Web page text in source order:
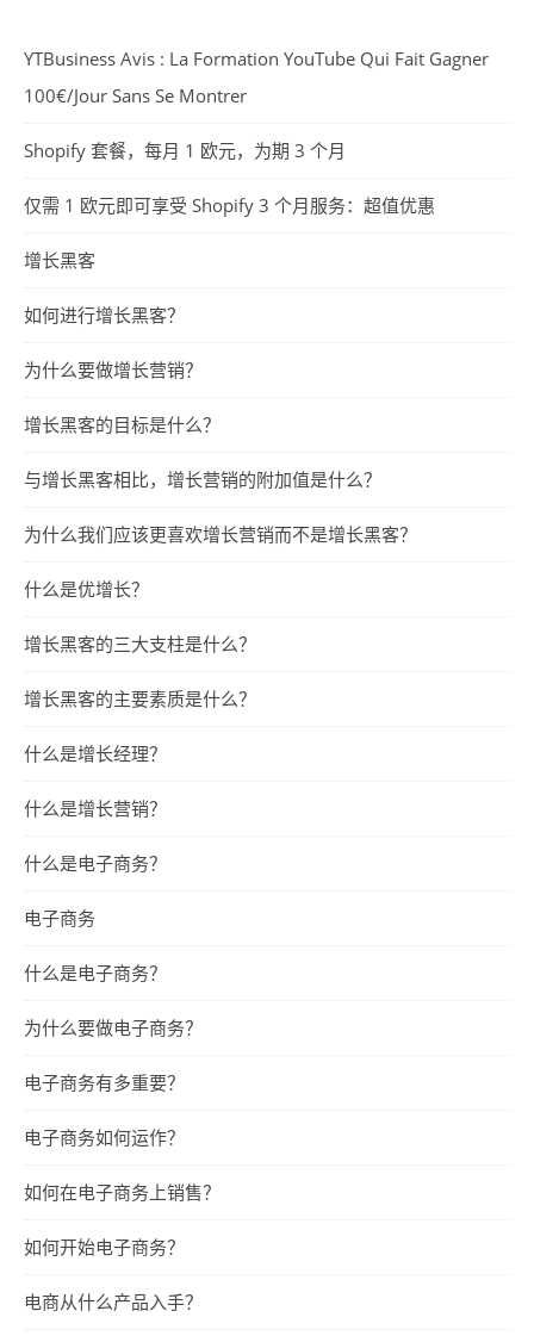
YTBusiness Avis : La Formation YouTube Qui Fait Gagner
100€/Jour Sans Se Montrer
Shopify 套餐，每月 1 欧元，为期 3 个月
仅需 1 欧元即可享受 Shopify 3 个月服务：超值优惠
增长黑客
如何进行增长黑客？
为什么要做增长营销？
增长黑客的目标是什么？
与增长黑客相比，增长营销的附加值是什么？
为什么我们应该更喜欢增长营销而不是增长黑客？
什么是优增长？
增长黑客的三大支柱是什么？
增长黑客的主要素质是什么？
什么是增长经理？
什么是增长营销？
什么是电子商务？
电子商务
什么是电子商务？
为什么要做电子商务？
电子商务有多重要？
电子商务如何运作？
如何在电子商务上销售？
如何开始电子商务？
电商从什么产品入手？